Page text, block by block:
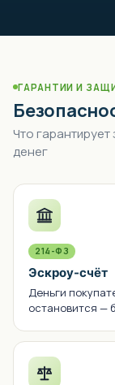
ГАРАНТИИ И
Что гарантирует
денег
214-ФЗ
Эскроу-счёт
Деньги
остановится —